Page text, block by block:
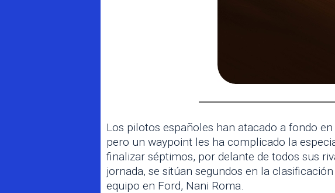
Los pilotos españoles han atacado a fondo
pero un waypoint les ha complicado la
finalizar séptimos, por delante de todos sus
jornada, se sitúan segundos en la
equipo en Ford, Nani Roma.